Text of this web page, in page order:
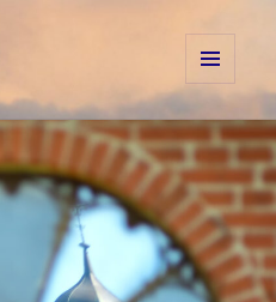
MENÜ
WIDGETS